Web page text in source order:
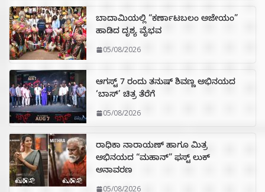
ಬಾದಾಮಿಯಲ್ಲಿ “ಕರ್ಣಾಟಬಲಂ ಅಜೇಯಂ”
ಹಾಡಿದ ದೃಶ್ಯ ವೈಭವ
05/08/2026
ಆಗಸ್ಟ್ 7 ರಂದು ತನುಷ್ ಶಿವಣ್ಣ ಅಭಿನಯದ
‘ಬಾಸ್’ ಚಿತ್ರ ತೆರೆಗೆ
05/08/2026
ರಾಧಿಕಾ ನಾರಾಯಣ್ ಹಾಗೂ ಮಿತ್ರ
ಅಭಿನಯದ “ಮಹಾನ್” ಫಸ್ಟ್ ಲುಕ್
ಅನಾವರಣ
05/08/2026